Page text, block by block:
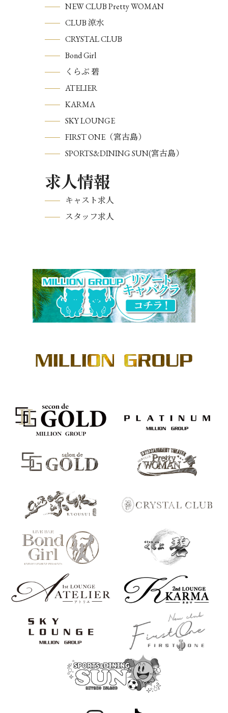
NEW CLUB Pretty WOMAN
CLUB 涼水
CRYSTAL CLUB
Bond Girl
くらぶ 碧
ATELIER
KARMA
SKY LOUNGE
FIRST ONE（宮古島）
SPORTS&DINING SUN(宮古島）
求人情報
キャスト求人
スタッフ求人